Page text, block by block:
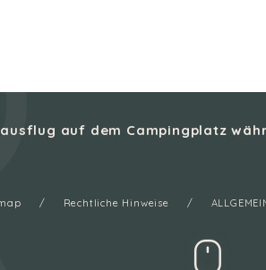
auf dem Campingplatz
Rechtliche Hinweise